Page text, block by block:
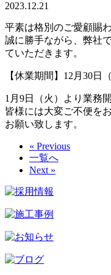
2023.12.21
平素は格別のご愛顧賜
誠に勝手ながら、弊社
ていただきます。
【休業期間】12月30日
1月9日（火）より業務
皆様には大変ご不便を
お願い致します。
« Previous
一覧へ
Next »